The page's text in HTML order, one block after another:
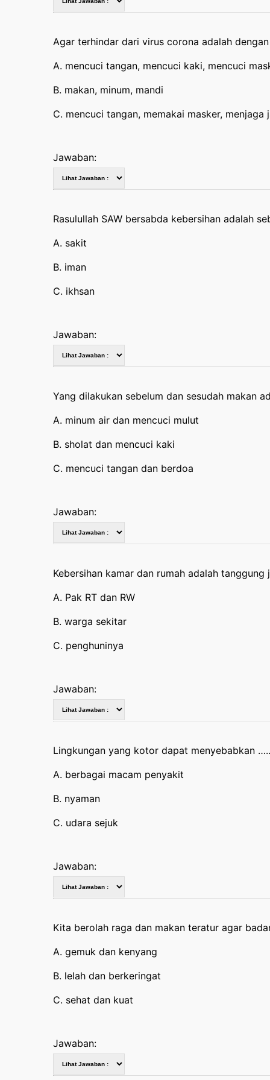
Agar terhindar dari virus corona adalah
A. mencuci tangan, mencuci kaki, mencuci
B. makan, minum, mandi
C. mencuci tangan, memakai masker, menjaga
Jawaban:
Rasulullah SAW bersabda kebersihan adalah
A. sakit
B. iman
C. ikhsan
Jawaban:
Yang dilakukan sebelum dan sesudah makan
A. minum air dan mencuci mulut
B. sholat dan mencuci kaki
C. mencuci tangan dan berdoa
Jawaban:
Kebersihan kamar dan rumah adalah
A. Pak RT dan RW
B. warga sekitar
C. penghuninya
Jawaban:
Lingkungan yang kotor dapat menyebabkan …..
A. berbagai macam penyakit
B. nyaman
C. udara sejuk
Jawaban:
Kita berolah raga dan makan teratur agar
A. gemuk dan kenyang
B. lelah dan berkeringat
C. sehat dan kuat
Jawaban: